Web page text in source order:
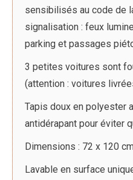
sensibilisés au code de
signalisation : feux
parking et passages
3 petites voitures sont
(attention : voitures
Tapis doux en polyester
antidérapant pour éviter
Dimensions : 72 x 120
Lavable en surface